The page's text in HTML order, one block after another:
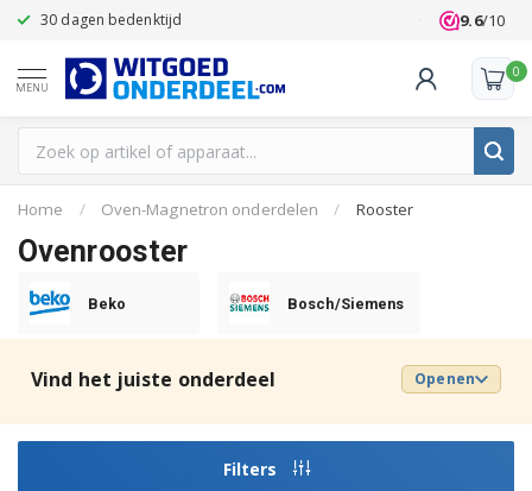
30 dagen bedenktijd Klanten
9.6/10
MENU
0
Home / Oven-Magnetron onderdelen / Rooster
Ovenrooster
Beko Bosch/Siemens
Vind het juiste onderdeel Openen
Filters